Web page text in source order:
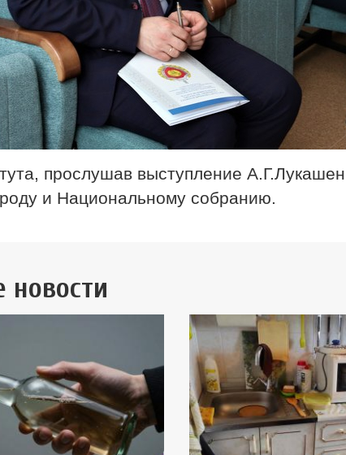
прослушав выступление
и Национальному собранию.
новости